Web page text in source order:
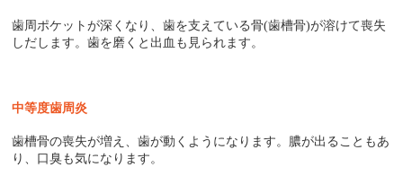
歯周ポケットが深くなり、歯を支えている骨(歯槽骨)が溶けて喪失
しだします。歯を磨くと出血も見られます。
中等度歯周炎
歯槽骨の喪失が増え、歯が動くようになります。膿が出ることもあ
り、口臭も気になります。